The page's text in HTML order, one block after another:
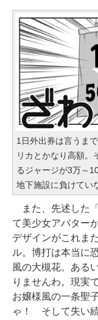
1日外出券は言うま
リカとかなり高額。
るジャージが3万～
地下施設に負けてい
また、先述した
て美少女アバター
デザインがこれま
ル。博打は本当に
風の大槻花。ある
りませんわ。現実
お嬢様風の一条聖
ゃ！ そして失い